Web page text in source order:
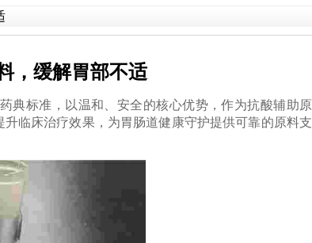
，缓解胃部不适
典标准，以温和、安全的核心优势，作为抗酸辅助原
临床治疗效果，为胃肠道健康守护提供可靠的原料支